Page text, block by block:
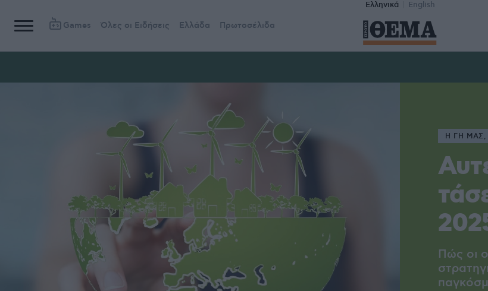
Ελληνικά English
Games Όλες οι Ειδήσεις Ελλάδα Πρωτοσέλιδα
Η ΓΗ ΜΑΣ,
Πώς οι